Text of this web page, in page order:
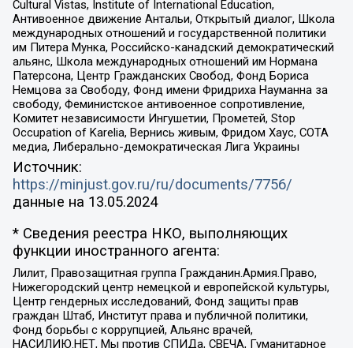
Cultural Vistas, Institute of International Education,
Антивоенное движение Антальи, Открытый диалог, Школа
международных отношений и государственной политики
им Питера Мунка, Российско-канадский демократический
альянс, Школа международных отношений им Нормана
Патерсона, Центр Гражданских Свобод, Фонд Бориса
Немцова за Свободу, Фонд имени Фридриха Науманна за
свободу, Феминистское антивоенное сопротивление,
Комитет независимости Ингушетии, Прометей, Stop
Occupation of Karelia, Вернись живым, Фридом Хаус, СОТА
медиа, Либерально-демократическая Лига Украины
Источник:
https://minjust.gov.ru/ru/documents/7756/
данные на 13.05.2024
* Сведения реестра НКО, выполняющих
функции иностранного агента:
Лилит, Правозащитная группа Гражданин.Армия.Право,
Нижегородский центр немецкой и европейской культуры,
Центр гендерных исследований, Фонд защиты прав
граждан Штаб, Институт права и публичной политики,
Фонд борьбы с коррупцией, Альянс врачей,
НАСИЛИЮ.НЕТ, Мы против СПИДа, СВЕЧА, Гуманитарное